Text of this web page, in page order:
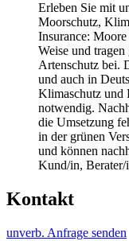
Erleben Sie mit
Moorschutz,
Insurance:
Weise und
Artenschutz bei.
und auch in
Klimaschutz und
notwendig.
die Umsetzung
in der grünen
und können
Kund/in, Berater/
Kontakt
unverb. Anfrage senden